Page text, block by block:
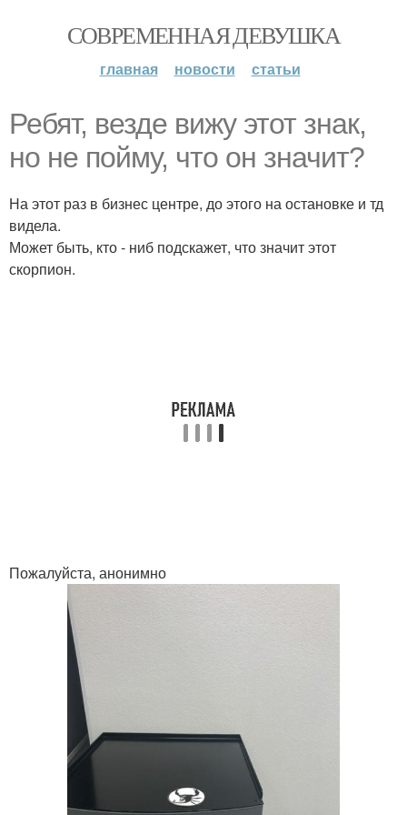
СОВРЕМЕННАЯ ДЕВУШКА
главная новости статьи
Ребят, везде вижу этот знак,
но не пойму, что он значит?
На этот раз в бизнес центре, до этого на остановке и тд
видела.
Может быть, кто - ниб подскажет, что значит этот
скорпион.
Пожалуйста, анонимно